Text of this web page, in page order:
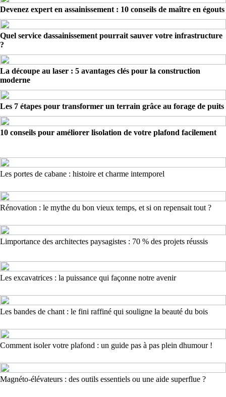
Devenez expert en assainissement : 10 conseils de maître en égouts
Quel service dassainissement pourrait sauver votre infrastructure
?
La découpe au laser : 5 avantages clés pour la construction
moderne
Les 7 étapes pour transformer un terrain grâce au forage de puits
10 conseils pour améliorer lisolation de votre plafond facilement
Les portes de cabane : histoire et charme intemporel
Rénovation : le mythe du bon vieux temps, et si on repensait tout ?
Limportance des architectes paysagistes : 70 % des projets réussis
Les excavatrices : la puissance qui façonne notre avenir
Les bandes de chant : le fini raffiné qui souligne la beauté du bois
Comment isoler votre plafond : un guide pas à pas plein dhumour !
Magnéto-élévateurs : des outils essentiels ou une aide superflue ?